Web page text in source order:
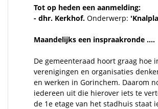
Tot op heden een aanmelding:
- dhr. Kerkhof. Onderwerp:
Maandelijks een inspraakronde ….
De gemeenteraad hoort graag hoe
verenigingen en organisaties
en werken in Gorinchem. Daarom
iedereen uit die hierover iets te
de 1e etage van het stadhuis staat